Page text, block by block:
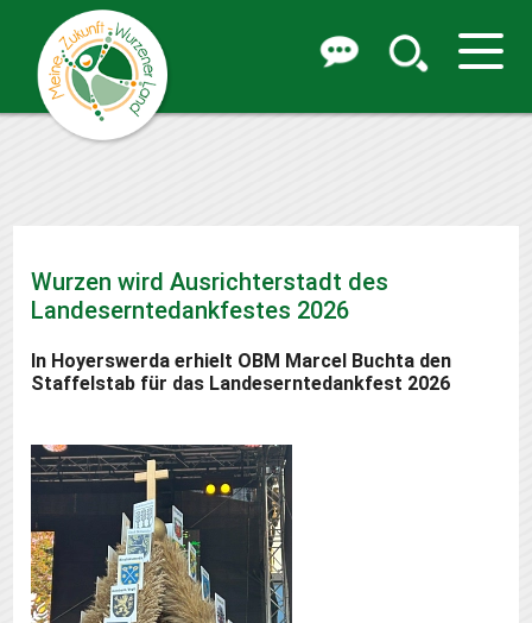
Wurzen wird Ausrichterstadt des
Landeserntedankfestes 2026
In Hoyerswerda erhielt OBM Marcel Buchta den
Staffelstab für das Landeserntedankfest 2026